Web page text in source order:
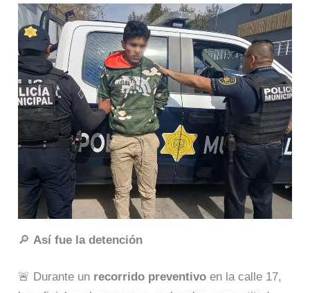
🔎 Así fue la detención
🚨 Durante un recorrido preventivo en la calle 17,